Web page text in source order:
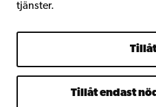
tjänster.
Tillåt endast